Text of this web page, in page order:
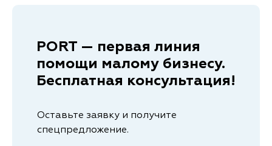
PORT — первая линия
помощи малому бизнесу.
Бесплатная консультация!
Оставьте заявку и получите
спецпредложение.